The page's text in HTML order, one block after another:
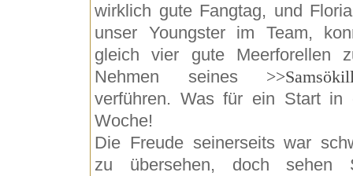
wirklich gute Fangtag, und
unser Youngster im Team,
gleich vier gute Meerforellen
Nehmen seines
verführen. Was für ein Start in
Woche!
Die Freude seinerseits war
zu übersehen, doch sehen